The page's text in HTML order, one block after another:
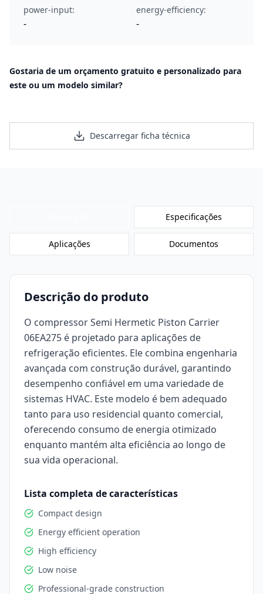
power-input:
-
energy-efficiency:
-
Gostaria de um orçamento gratuito e personalizado para
este ou um modelo similar?
Descarregar ficha técnica
Especificações
Aplicações Documentos
Descrição do produto
O compressor Semi Hermetic Piston Carrier
06EA275 é projetado para aplicações de
refrigeração eficientes. Ele combina engenharia
avançada com construção durável, garantindo
desempenho confiável em uma variedade de
sistemas HVAC. Este modelo é bem adequado
tanto para uso residencial quanto comercial,
oferecendo consumo de energia otimizado
enquanto mantém alta eficiência ao longo de
sua vida operacional.
Lista completa de características
Compact design
Energy efficient operation
High efficiency
Low noise
Professional-grade construction